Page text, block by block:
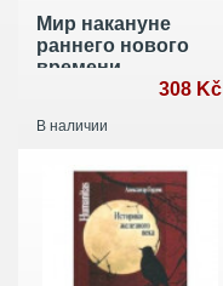
Мир накануне
раннего нового
времени
308 Kč
В наличии